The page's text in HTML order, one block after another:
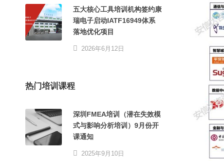
五大核心工具培训机构签约康
瑞电子启动IATF16949体系
落地优化项目
2026年6月12日
热门培训课程
深圳FMEA培训（潜在失效模
式与影响分析培训）9月份开
课通知
2025年9月10日